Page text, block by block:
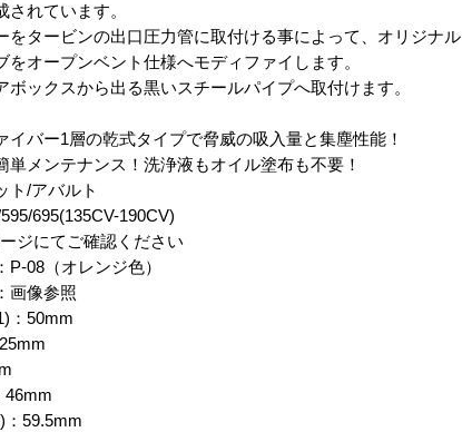
されています。
をタービンの出口圧力管に取付ける事によって、オリジナル
をオープンベント仕様へモディファイします。
ボックスから出る黒いスチールパイプへ取付けます。
イバー1層の乾式タイプで脅威の吸入量と集塵性能！
単メンテナンス！洗浄液もオイル塗布も不要！
ト/アバルト
695(135CV-190CV)
ジにてご確認ください
08（オレンジ色）
画像参照
：50mm
46mm
：59.5mm